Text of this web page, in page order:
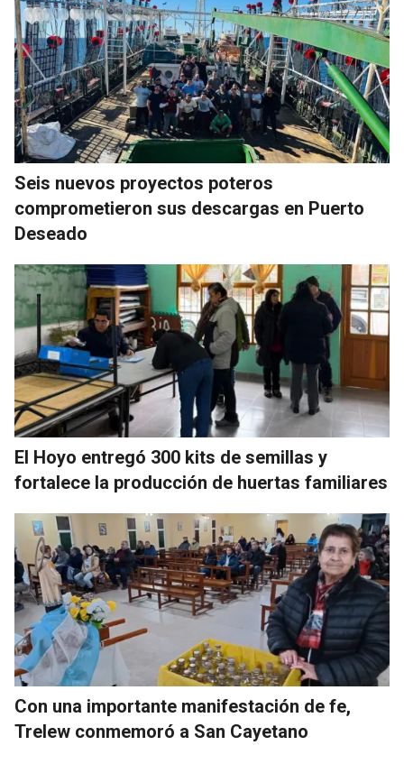
Seis nuevos proyectos poteros
comprometieron sus descargas en Puerto
Deseado
El Hoyo entregó 300 kits de semillas y
fortalece la producción de huertas familiares
Con una importante manifestación de fe,
Trelew conmemoró a San Cayetano